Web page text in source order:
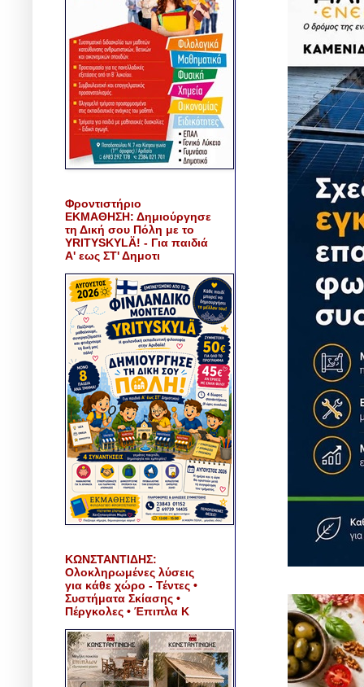
Φροντιστήριο
ΕΚΜΑΘΗΣΗ: Δημιούργησε
τη Δική σου Πόλη με το
YRITYSKYLÄ! - Για παιδιά
Α' εως ΣΤ' Δημοτι
ΚΩΝΣΤΑΝΤΙΔΗΣ:
Ολοκληρωμένες λύσεις
για κάθε χώρο - Τέντες •
Συστήματα Σκίασης •
Πέργκολες • Έπιπλα Κ